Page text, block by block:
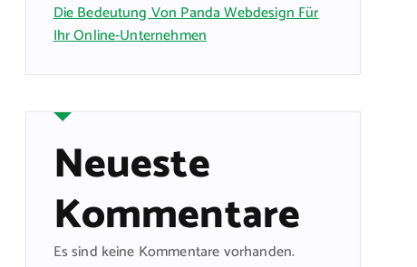
Die Bedeutung Von Panda Webdesign Für
Ihr Online-Unternehmen
Neueste
Kommentare
Es sind keine Kommentare vorhanden.